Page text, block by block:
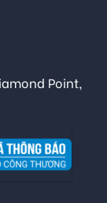
Point,